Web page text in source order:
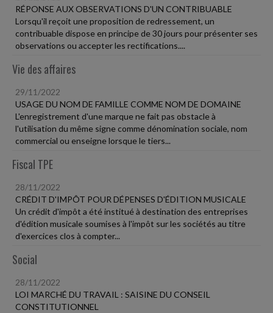
RÉPONSE AUX OBSERVATIONS D'UN CONTRIBUABLE
Lorsqu'il reçoit une proposition de redressement, un
contribuable dispose en principe de 30 jours pour présenter ses
observations ou accepter les rectifications....
Vie des affaires
29/11/2022
USAGE DU NOM DE FAMILLE COMME NOM DE DOMAINE
L'enregistrement d'une marque ne fait pas obstacle à
l'utilisation du même signe comme dénomination sociale, nom
commercial ou enseigne lorsque le tiers...
Fiscal TPE
28/11/2022
CRÉDIT D'IMPÔT POUR DÉPENSES D'ÉDITION MUSICALE
Un crédit d'impôt a été institué à destination des entreprises
d'édition musicale soumises à l'impôt sur les sociétés au titre
d'exercices clos à compter...
Social
28/11/2022
LOI MARCHÉ DU TRAVAIL : SAISINE DU CONSEIL
CONSTITUTIONNEL